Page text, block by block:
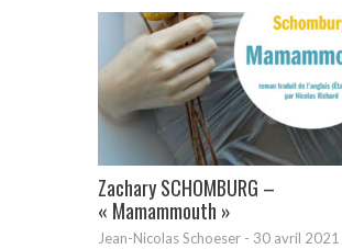
Zachary SCHOMBURG –
« Mamammouth »
Jean-Nicolas Schoeser - 30 avril 2021